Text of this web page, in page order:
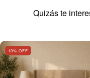
Quizás te
10% OFF